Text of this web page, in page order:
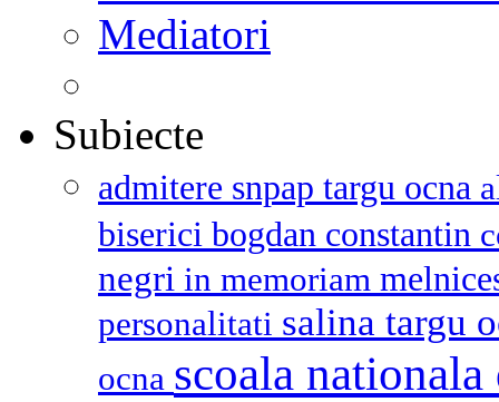
Mediatori
Subiecte
admitere snpap targu ocna
biserici bogdan constantin
negri in memoriam
personalitati salina targu
ocna scoala